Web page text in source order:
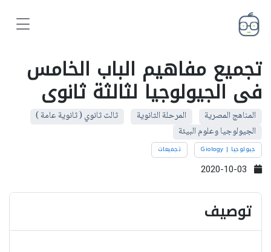
تجميع مفاهيم الباب الخامس
فى الجيولوجيا لثالثة ثانوى
المناهج المصرية المرحلة الثانوية
ثالث ثانوي ( ثانوية عامة )
الجيولوجيا وعلوم البيئة
جيولوجيا | Giology تجميعات
توصيف